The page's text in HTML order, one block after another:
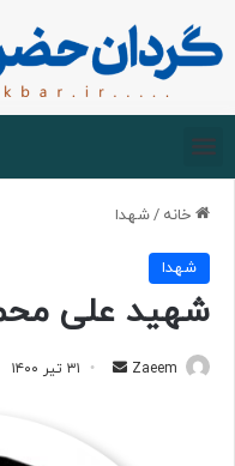
خانه /شهدا
شهدا
شهید علی
Zaeem ۳۱ تیر ۱۴۰۰